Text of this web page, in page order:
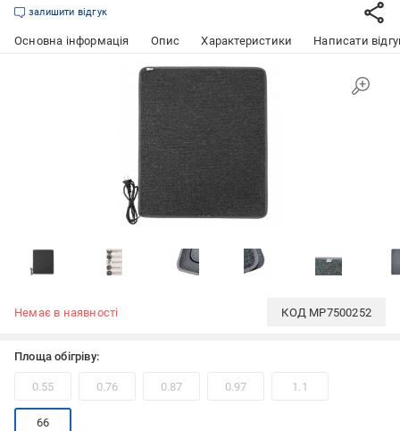
залишити відгук
Основна інформація Опис Характеристики Написати
Немає в наявності КОД MP7500252
Площа обігріву:
0.55 0.76 0.87 0.97 1.1
66